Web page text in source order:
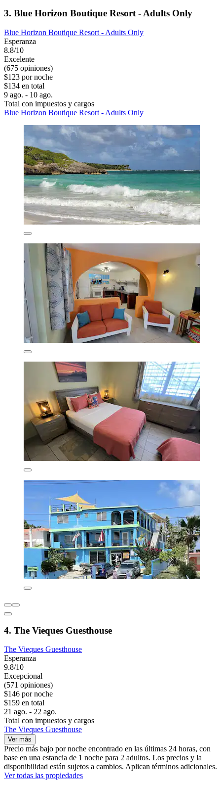
3. Blue Horizon Boutique Resort - Adults Only
Blue Horizon Boutique Resort - Adults Only
Esperanza
8.8/10
Excelente
(675 opiniones)
$123 por noche
$134 en total
9 ago. - 10 ago.
Total con impuestos y cargos
Blue Horizon Boutique Resort - Adults Only
4. The Vieques Guesthouse
The Vieques Guesthouse
Esperanza
9.8/10
Excepcional
(571 opiniones)
$146 por noche
$159 en total
21 ago. - 22 ago.
Total con impuestos y cargos
The Vieques Guesthouse
Ver más
Precio más bajo por noche encontrado en las últimas 24 horas, con
base en una estancia de 1 noche para 2 adultos. Los precios y la
disponibilidad están sujetos a cambios. Aplican términos adicionales.
Ver todas las propiedades